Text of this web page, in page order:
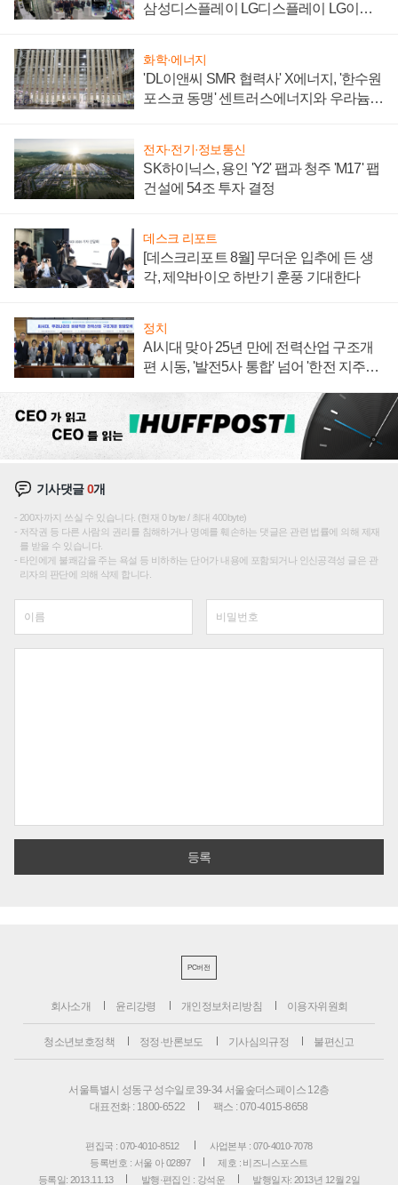
삼성디스플레이 LG디스플레이 LG이노
화학·에너지
'DL이앤씨 SMR 협력사' X에너지, '한수원
포스코 동맹' 센트러스에너지와 우라늄
전자·전기·정보통신
SK하이닉스, 용인 'Y2' 팹과 청주 'M17' 팹
건설에 54조 투자 결정
데스크 리포트
[데스크리포트 8월] 무더운 입추에 든 생
각, 제약바이오 하반기 훈풍 기대한다
정치
AI시대 맞아 25년 만에 전력산업 구조개
편 시동, '발전5사 통합' 넘어 '한전 지주사'
기사댓글0개
200자까지 쓰실 수 있습니다. (현재 0 byte / 최대 400byte)
저작권 등 다른 사람의 권리를 침해하거나 명예를 훼손하는 댓글은 관련 법률에 의해 제재
를 받을 수 있습니다.
타인에게 불쾌감을 주는 욕설 등 비하하는 단어가 내용에 포함되거나 인신공격성 글은 관
리자의 판단에 의해 삭제 합니다.
PC버전
회사소개 윤리강령 개인정보처리방침 이용자위원회
청소년보호정책 정정·반론보도 기사심의규정 불편신고
서울특별시 성동구 성수일로 39-34 서울숲더스페이스 12층
대표전화 : 1800-6522
팩스 : 070-4015-8658
편집국 : 070-4010-8512
사업본부 : 070-4010-7078
등록번호 : 서울 아 02897
제호 : 비즈니스포스트
등록일: 2013.11.13
발행·편집인 : 강석운 발행일자: 2013년 12월 2일